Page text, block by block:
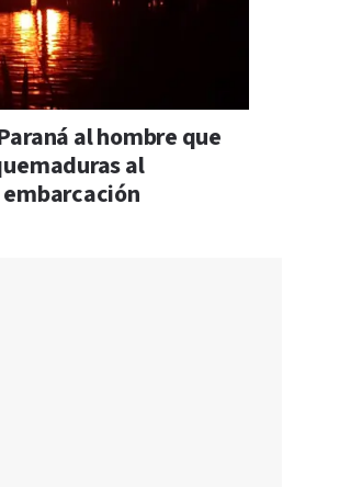
al hombre que
al